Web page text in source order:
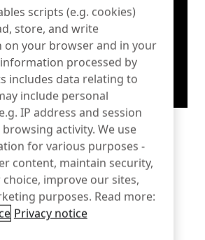
la
des magasins
plus
vision claire : moderniser
scripts (e.g. cookies)
store, and write
your browser and in your
processed by
includes data relating to
include personal
IP address and session
activity. We use
for various purposes -
content, maintain security,
choice, improve our sites,
purposes. Read more:
Privacy notice